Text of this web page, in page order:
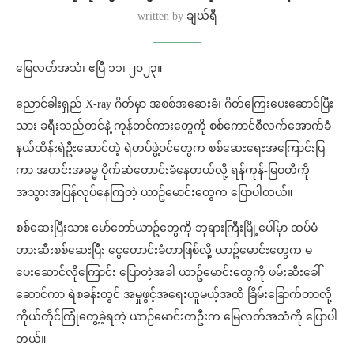
written by ချယ်ရီ
မြေလတ်အသံ၊ ဧပြီ ၁၁၊ ၂၀၂၃။
ညောင်ခါးရှည် X-ray ဂိတ်မှာ အစစ်အဆေးခံ၊ ဂိတ်ကြေးပေးဆောင်ပြီး
သား ခရီးသည်တင်နဲ့ ကုန်တင်ကားတွေကို စစ်ကောင်စီလက်အောက်ခံ
နယ်ထိန်းရဲဦးဆောင်တဲ့ ရဲတပ်ဖွဲ့ဝင်တွေက စစ်ဆေးရေးအကြောင်းပြ
ကာ အတင်းအဓမ္မ ပိုက်ဆံတောင်းခံနေတယ်လို့ ရန်ကုန်-မြဝတီကို
အသွားအပြန်လုပ်နေကြတဲ့ ယာဥ်မောင်းတွေက ပြောပါတယ်။
စစ်ဆေးပြီးသား မော်တော်ယာဥ်တွေကို ဘုရားကြီးမြို့ပေါ်မှာ ထပ်မံ
တားဆီးစစ်ဆေးပြီး ငွေတောင်းခံတာဖြစ်လို့ ယာဥ်မောင်းတွေက မ
ပေး‌ဆောင်လိုကြောင်း ပြောတဲ့အခါ ယာဥ်မောင်းတွေကို ဖမ်းဆီးခေါ်
ဆောင်ကာ ရဲစခန်းတွင် အမှုဖွင့်အရေးယူမယ့်အထိ ခြိမ်းခြောက်တာလို့
ကိုယ်တိုင်ကြုံတွေ့ခဲ့ရတဲ့ ယာဉ်မောင်းတဦးက မြေလတ်အသံကို ပြောပါ
တယ်။